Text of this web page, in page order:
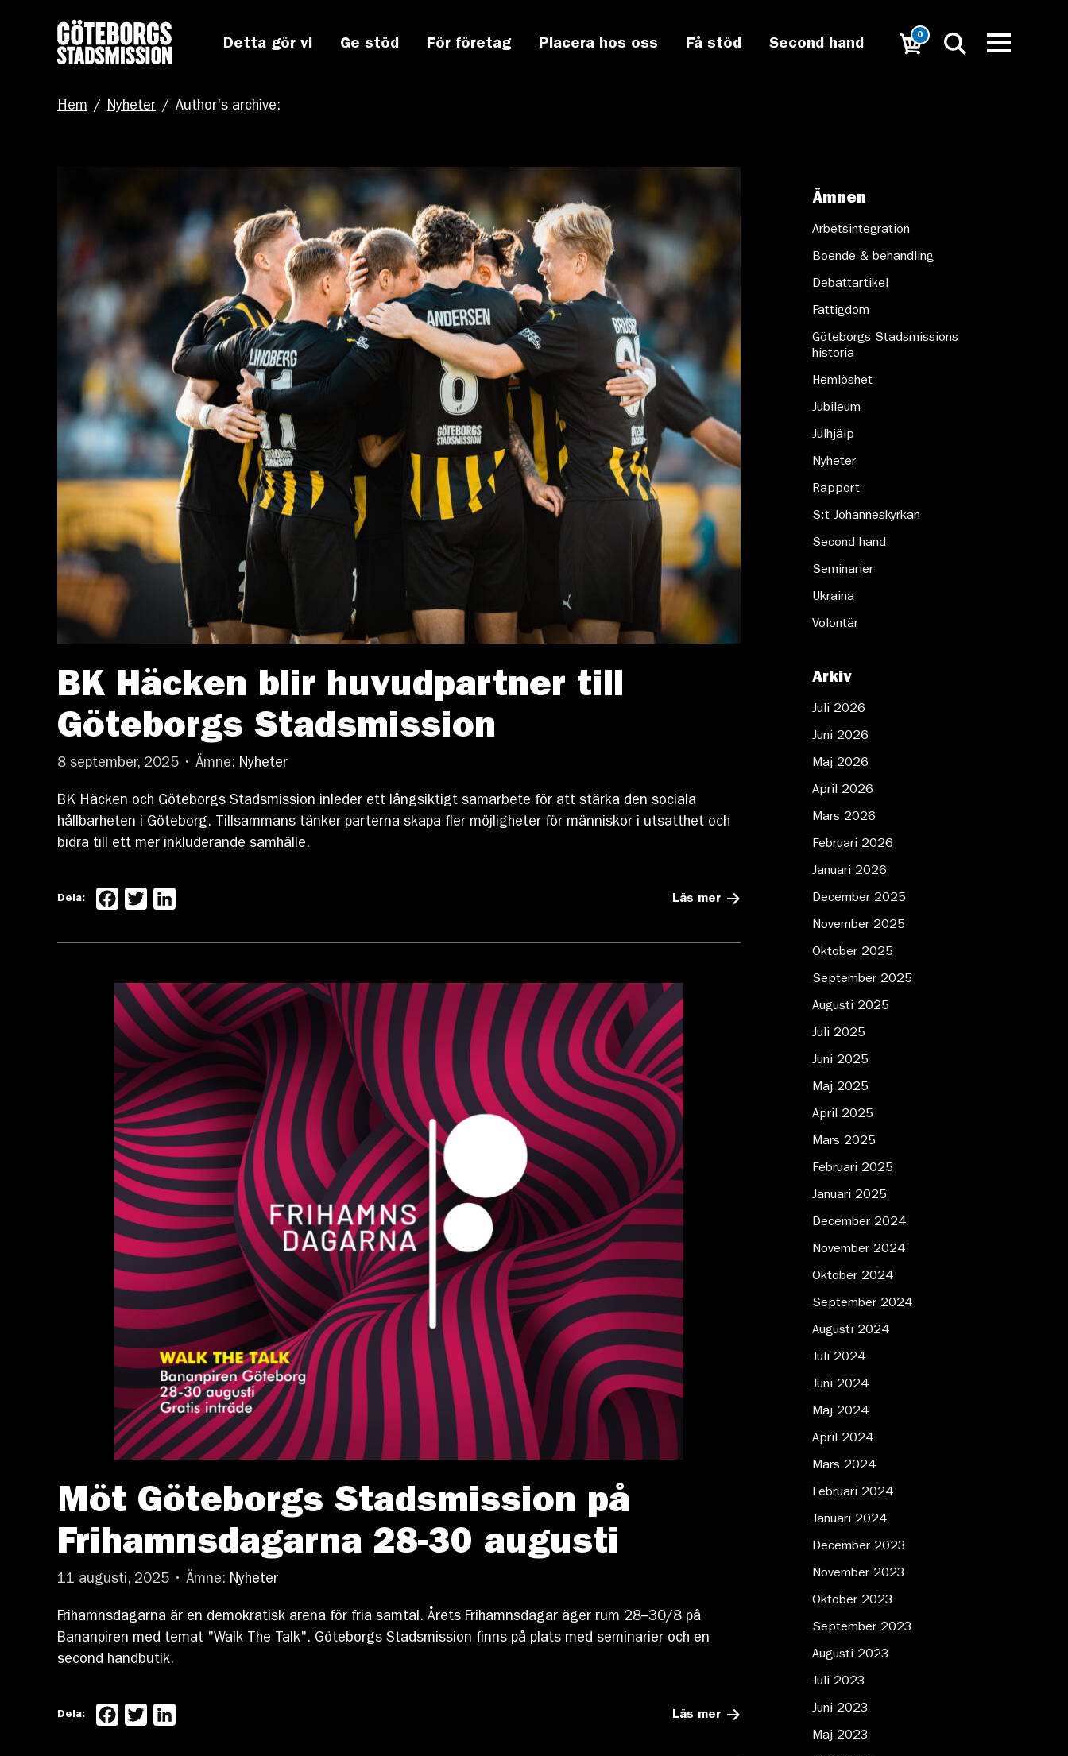
Detta gör vi Ge stöd För företag Placera hos oss Få stöd Second hand
0
Hem / Nyheter / Author's archive:
Ämnen
Arbetsintegration
Boende & behandling
Debattartikel
Fattigdom
Göteborgs Stadsmissions
historia
Hemlöshet
Jubileum
Julhjälp
Nyheter
Rapport
S:t Johanneskyrkan
Second hand
Seminarier
Ukraina
Volontär
Arkiv
Juli 2026
Juni 2026
Maj 2026
April 2026
Mars 2026
Februari 2026
Januari 2026
December 2025
November 2025
Oktober 2025
September 2025
Augusti 2025
Juli 2025
Juni 2025
Maj 2025
April 2025
Mars 2025
Februari 2025
Januari 2025
December 2024
November 2024
Oktober 2024
September 2024
Augusti 2024
Juli 2024
Juni 2024
Maj 2024
April 2024
Mars 2024
Februari 2024
Januari 2024
December 2023
November 2023
Oktober 2023
September 2023
Augusti 2023
Juli 2023
Juni 2023
Maj 2023
BK Häcken blir huvudpartner till
Göteborgs Stadsmission
8 september, 2025 • Ämne: Nyheter
BK Häcken och Göteborgs Stadsmission inleder ett långsiktigt samarbete för att stärka den sociala
hållbarheten i Göteborg. Tillsammans tänker parterna skapa fler möjligheter för människor i utsatthet och
bidra till ett mer inkluderande samhälle.
Läs mer
Dela: Facebook
Twitter
Möt Göteborgs Stadsmission på
Frihamnsdagarna 28-30 augusti
11 augusti, 2025 • Ämne: Nyheter
Frihamnsdagarna är en demokratisk arena för fria samtal. Årets Frihamnsdagar äger rum 28–30/8 på
Bananpiren med temat "Walk The Talk". Göteborgs Stadsmission finns på plats med seminarier och en
second handbutik.
Läs mer
Dela: Facebook
Twitter